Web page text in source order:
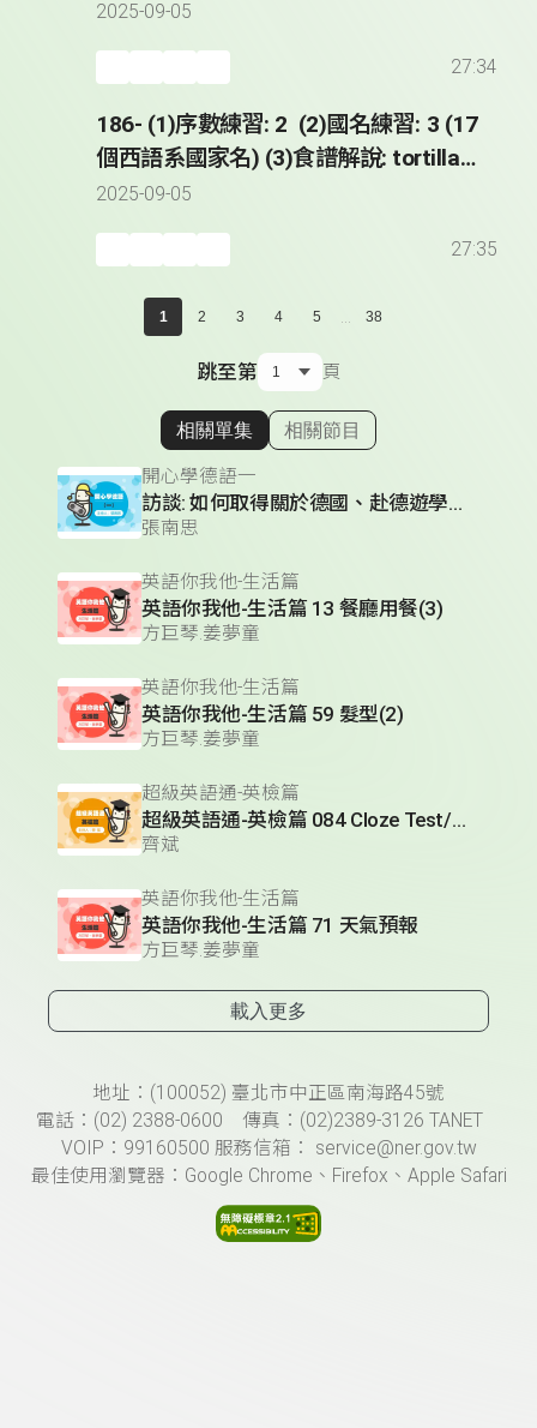
2025-09-05
27:34
186- (1)序數練習: 2 (2)國名練習: 3 (17
個西語系國家名) (3)食譜解說: tortilla
de patatas (4)課文解說: 第一段
2025-09-05
27:35
1 2 3 4 5 ... 38
跳至第 頁
顯示相關單集
相關單集 相關節目
開心學德語一
訪談: 如何取得關於德國、赴德遊學及留學的相關資料 (1)
張南思
英語你我他-生活篇
英語你我他-生活篇 13 餐廳用餐(3)
方巨琴.姜夢童
英語你我他-生活篇
英語你我他-生活篇 59 髮型(2)
方巨琴.姜夢童
超級英語通-英檢篇
超級英語通-英檢篇 084 Cloze Test/段落填空-14
齊斌
英語你我他-生活篇
英語你我他-生活篇 71 天氣預報
方巨琴.姜夢童
載入更多
頁尾資訊地址：(100052) 臺北市中正區南海路45號
電話：(02) 2388-0600 傳真：(02)2389-3126 TANET
VOIP：99160500 服務信箱： service@ner.gov.tw
最佳使用瀏覽器：Google Chrome、Firefox、Apple Safari